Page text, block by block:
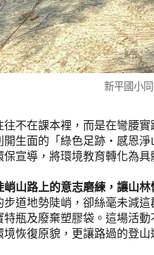
新平國小
往不在課本裡，而是在彎腰
開生面的「綠色足跡・感恩
保宣導，將環境教育轉化為
峭山路上的意志磨練，讓山林
步道地勢陡峭，卻絲毫未減
特瓶及廢棄塑膠袋。這場活
境恢復原貌，更讓路過的登